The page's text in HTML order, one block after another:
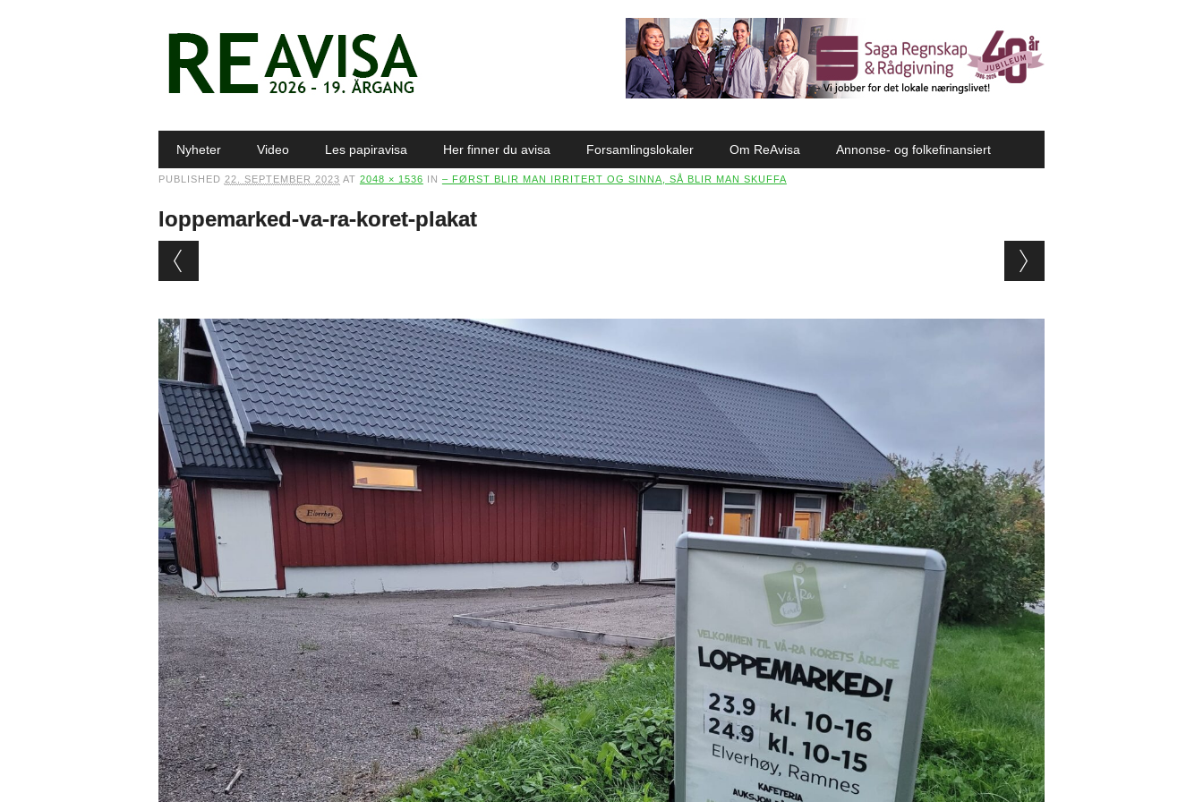
Main menu
Nyheter Video Les papiravisa Her finner du avisa Forsamlingslokaler Om ReAvisa Annonse- og folkefinansiert
PUBLISHED 22. SEPTEMBER 2023 AT 2048 × 1536 IN – FØRST BLIR MAN IRRITERT OG SINNA, SÅ BLIR MAN SKUFFA
loppemarked-va-ra-koret-plakat